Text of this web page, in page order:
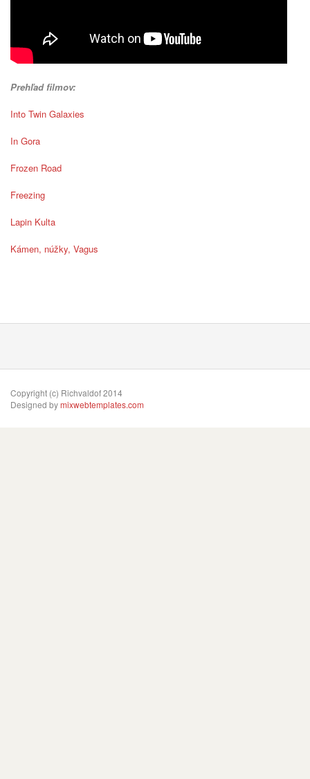
Prehľad filmov:
Into Twin Galaxies
In Gora
Frozen Road
Freezing
Lapin Kulta
Kámen, núžky, Vagus
Copyright (c) Richvaldof 2014
Designed bymixwebtemplates.com